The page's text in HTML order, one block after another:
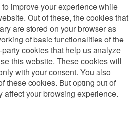
improve your experience while
Out of these, the cookies that
are stored on your browser as
of basic functionalities of the
cookies that help us analyze
this website. These cookies will
with your consent. You also
these cookies. But opting out of
affect your browsing experience.